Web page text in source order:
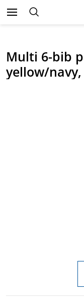
Multi 6-bib
yellow/navy,